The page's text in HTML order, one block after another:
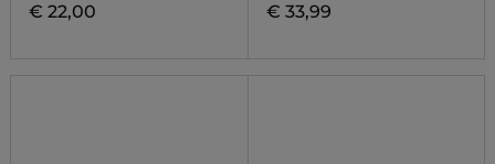
€ 22,00 € 33,99